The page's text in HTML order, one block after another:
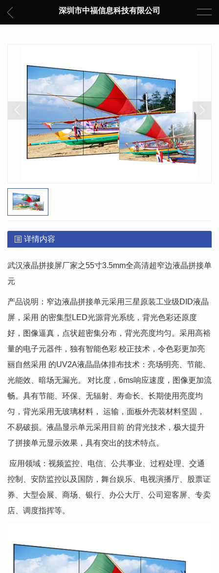
深圳市中福信息科技有限公司
详情内容
武汉液晶拼接屏厂家之55寸3.5mm全高清超窄边液晶拼接单
元
产品说明：窄边液晶拼接单元采用三星原装工业级DID液晶
屏，采用 的密集型LED光源背光系统，背光色彩还原度
好，图像逼真，点状超密集分布，背光亮度均匀。采用高裕
量的电子元器件，独有智能色彩 校正技术，令色彩更加亮
丽自然采用 的UV2A液晶晶体排布技术：亮场明亮、节能、
光能效、暗场无漏光。 对比度，6ms响应速度，图像更加流
畅。具有节能、环保、无辐射、寿命长、长期使用亮度均
匀，背光采用无玻璃材料， 运输，面板外壳装材料坚固，
不易破损。液晶显示单元采用目前 的背光技术，极大提升
了拼接单元显示效果，具有突出的技术特点。
应用领域：视频监控、电信、公共事业、过程处理、交通
控制、安防监控以及国防，舞台娱乐、电视演播厅、股票证
券、大型会展、商场、银行、办公大厅、公司迎客屏、专卖
店、调度指挥等。